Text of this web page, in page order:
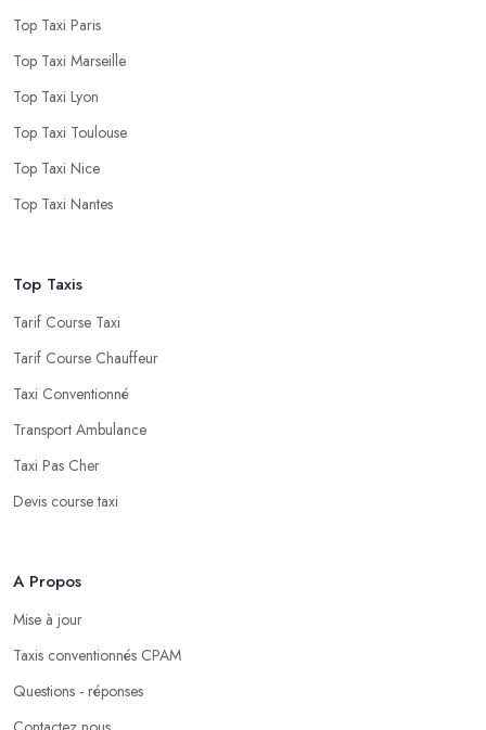
Top Taxi Paris
Top Taxi Marseille
Top Taxi Lyon
Top Taxi Toulouse
Top Taxi Nice
Top Taxi Nantes
Top Taxis
Tarif Course Taxi
Tarif Course Chauffeur
Taxi Conventionné
Transport Ambulance
Taxi Pas Cher
Devis course taxi
A Propos
Mise à jour
Taxis conventionnés CPAM
Questions - réponses